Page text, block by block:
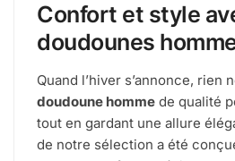
Confort et style
doudounes
Quand l’hiver s’annonce, rien
doudoune homme de qualité
tout en gardant une allure
de notre sélection a été